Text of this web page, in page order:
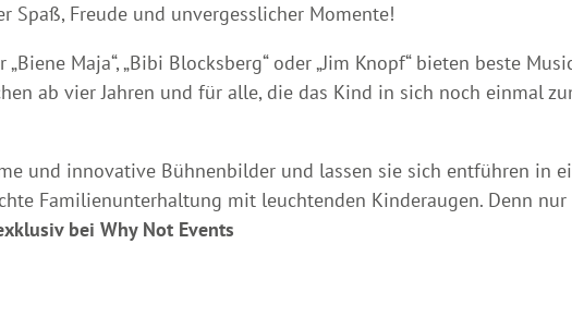
Spaß, Freude und unvergesslicher Momente!
Maja“, „Bibi Blocksberg“ oder „Jim Knopf“ bieten beste
ab vier Jahren und für alle, die das Kind in sich noch einmal
und innovative Bühnenbilder und lassen sie sich entführen in
Familienunterhaltung mit leuchtenden Kinderaugen. Denn
bei Why Not Events